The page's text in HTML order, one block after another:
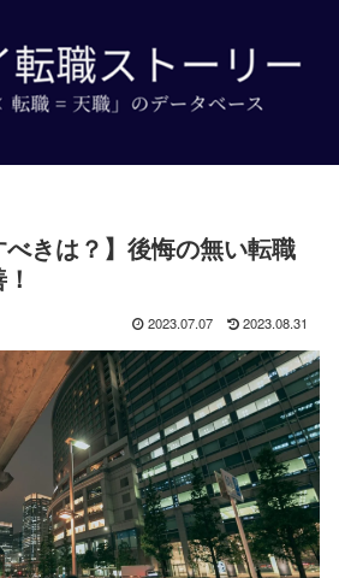
べきは？】後悔の無い転職
2023.07.07 2023.08.31